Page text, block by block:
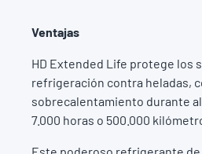
Ventajas
HD Extended Life protege los
refrigeración contra heladas,
sobrecalentamiento durante
7.000 horas o 500.000